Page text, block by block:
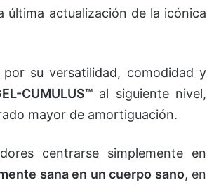
última actualización de la icónica
su versatilidad, comodidad y
CUMULUS™al siguiente nivel,
mayor de amortiguación.
centrarse simplemente en
sana en un cuerpo sano, en